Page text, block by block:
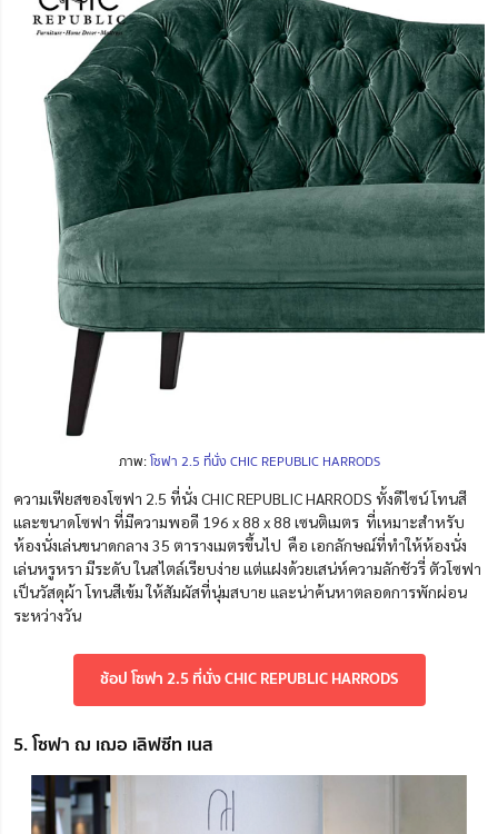
ภาพ:โซฟา 2.5 ที่นั่ง CHIC REPUBLIC HARRODS
ความเฟียสของโซฟา 2.5 ที่นั่ง CHIC REPUBLIC HARRODS ทั้งดีไซน์ โทนสี
และขนาดโซฟา ที่มีความพอดี 196 x 88 x 88 เซนติเมตร ที่เหมาะสำหรับ
ห้องนั่งเล่นขนาดกลาง 35 ตารางเมตรขึ้นไป คือ เอกลักษณ์ที่ทำให้ห้องนั่ง
เล่นหรูหรา มีระดับ ในสไตล์เรียบง่าย แต่แฝงด้วยเสน่ห์ความลักชัวรี่ ตัวโซฟา
เป็นวัสดุผ้า โทนสีเข้ม ให้สัมผัสที่นุ่มสบาย และน่าค้นหาตลอดการพักผ่อน
ระหว่างวัน
ช้อป โซฟา 2.5 ที่นั่ง CHIC REPUBLIC HARRODS
5. โซฟา ฌ เฌอ เลิฟซีท เนส